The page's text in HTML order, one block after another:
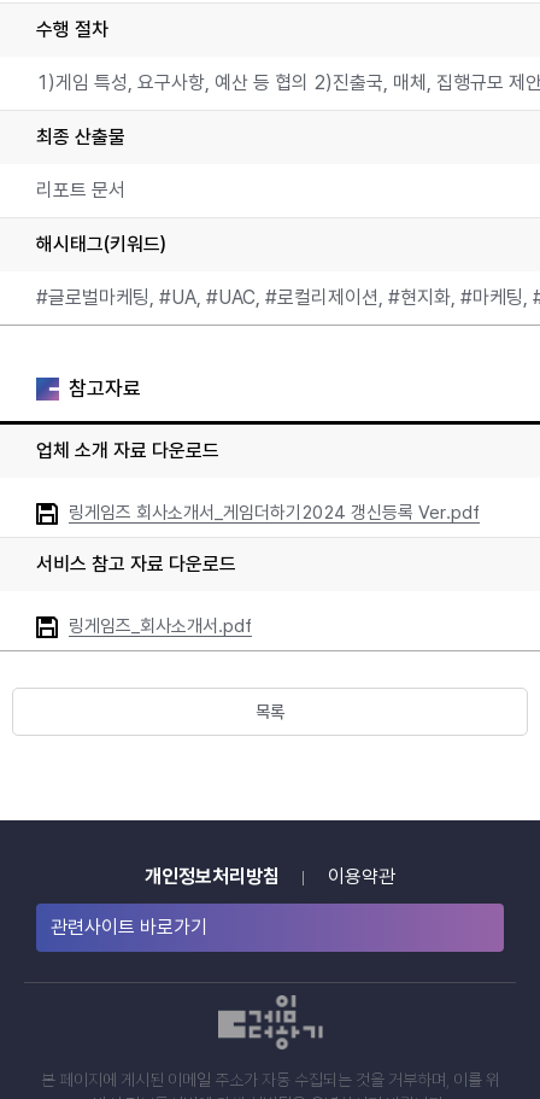
수행 절차
1)게임 특성, 요구사항, 예산 등 협의 2)진출국, 매체, 집행규모
최종 산출물
리포트 문서
해시태그(키워드)
#글로벌마케팅, #UA, #UAC, #로컬리제이션, #현지화, #마케팅
참고자료
업체 소개 자료 다운로드
링게임즈 회사소개서_게임더하기2024 갱신등록 Ver.pdf
서비스 참고 자료 다운로드
링게임즈_회사소개서.pdf
목록
개인정보처리방침 이용약관
관련사이트 바로가기
본 페이지에 게시된 이메일 주소가 자동 수집되는 것을 거부하며, 이를 위